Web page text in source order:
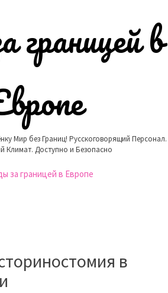
границей в
Мир без Границ! Русскоговорящий Персонал.
Климат. Доступно и Безопасно
в